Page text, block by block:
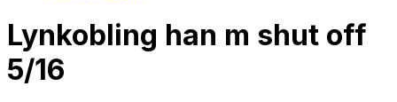
Lynkobling han m shut off
5/16